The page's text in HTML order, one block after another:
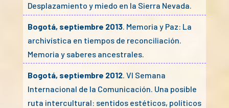
Desplazamiento y miedo en la Sierra Nevada.
Bogotá, septiembre 2013. Memoria y Paz: La
archivística en tiempos de reconciliación.
Memoria y saberes ancestrales.
Bogotá, septiembre 2012. VI Semana
Internacional de la Comunicación. Una posible
ruta intercultural: sentidos estéticos, políticos